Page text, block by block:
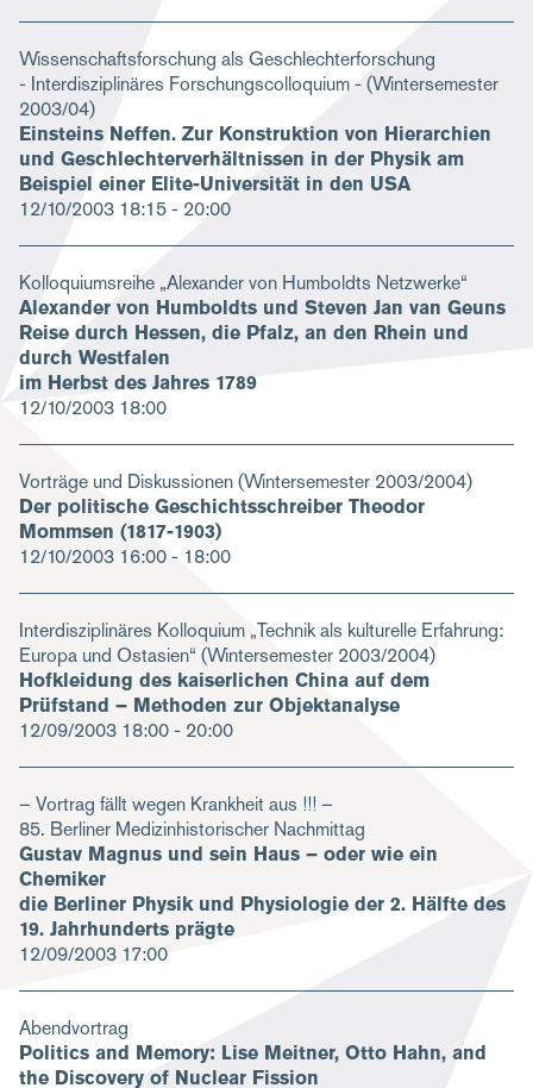
Wissenschaftsforschung als Geschlechterforschung
- Interdisziplinäres Forschungscolloquium - (Wintersemester
2003/04)
Einsteins Neffen. Zur Konstruktion von Hierarchien
und Geschlechterverhältnissen in der Physik am
Beispiel einer Elite-Universität in den USA
12/10/2003 18:15 - 20:00
Kolloquiumsreihe „Alexander von Humboldts Netzwerke“
Alexander von Humboldts und Steven Jan van Geuns
Reise durch Hessen, die Pfalz, an den Rhein und
durch Westfalen
im Herbst des Jahres 1789
12/10/2003 18:00
Vorträge und Diskussionen (Wintersemester 2003/2004)
Der politische Geschichtsschreiber Theodor
Mommsen (1817-1903)
12/10/2003 16:00 - 18:00
Interdisziplinäres Kolloquium „Technik als kulturelle Erfahrung:
Europa und Ostasien“ (Wintersemester 2003/2004)
Hofkleidung des kaiserlichen China auf dem
Prüfstand – Methoden zur Objektanalyse
12/09/2003 18:00 - 20:00
– Vortrag fällt wegen Krankheit aus !!! –
85. Berliner Medizinhistorischer Nachmittag
Gustav Magnus und sein Haus – oder wie ein
Chemiker
die Berliner Physik und Physiologie der 2. Hälfte des
19. Jahrhunderts prägte
12/09/2003 17:00
Abendvortrag
Politics and Memory: Lise Meitner, Otto Hahn, and
the Discovery of Nuclear Fission